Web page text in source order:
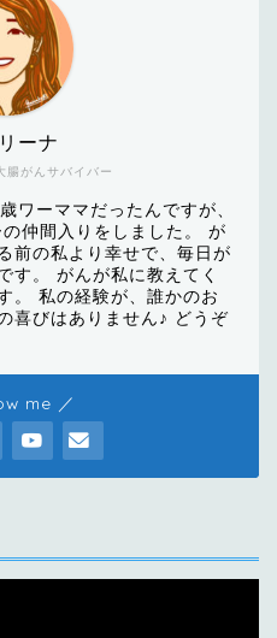
腸がんサバイバー
ーナ
ワーママだったんですが、
仲間入りをしました。 が
前の私より幸せで、毎日が
す。 がんが私に教えてく
。 私の経験が、誰かのお
喜びはありません♪ どうぞ
me ／